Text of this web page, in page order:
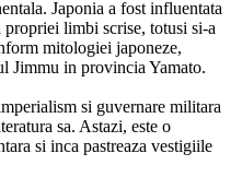
Japonia a fost influentata
limbi scrise, totusi si-a
mitologiei japoneze,
Jimmu in provincia Yamato.
si guvernare militara
sa. Astazi, este o
si inca pastreaza vestigiile